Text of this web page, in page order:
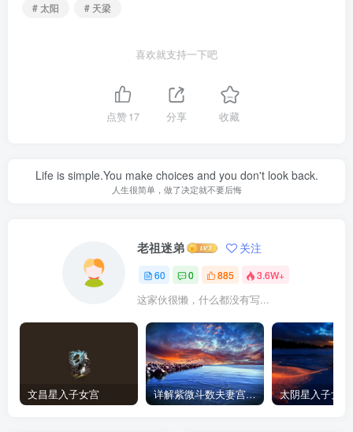
# 太阳
# 天梁
喜欢就支持一下吧
点赞17 分享 收藏
Life is simple.You make choices and you don't look back.
人生很简单，做了决定就不要后悔
老祖迷弟 关注
60 0 885 3.6W+
这家伙很懒，什么都没有写...
文昌星入子女宫 详解紫微斗数夫妻宫星曜